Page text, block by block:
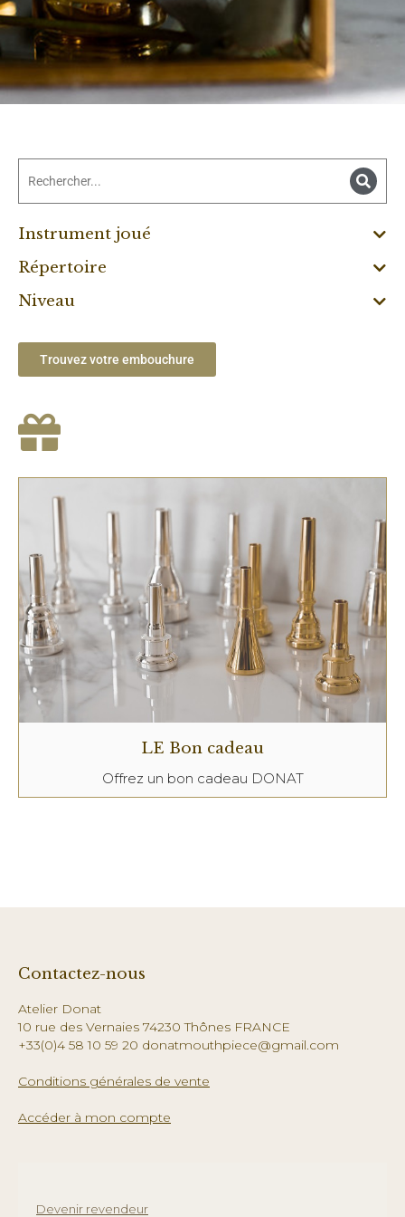
Instrument joué
Répertoire
Niveau
Trouvez votre embouchure
LE Bon cadeau
Offrez un bon cadeau DONAT
Contactez-nous
Atelier Donat
10 rue des Vernaies 74230 Thônes FRANCE
+33(0)4 58 10 59 20 donatmouthpiece@gmail.com
Conditions générales de vente
Accéder à mon compte
Devenir revendeur